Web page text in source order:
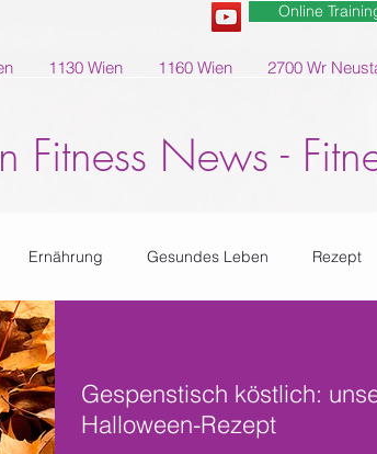
Online
1130 Wien 1160 Wien 2700 Wr
Fitness News -
Ernährung Gesundes Leben Rezept
Gespenstisch köstlich:
Halloween-Rezept